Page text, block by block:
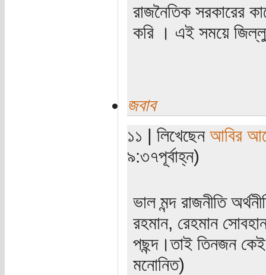
রাজনৈতিক সরকারের
করি । এই সময়ে
জবাব
১১ | লিখেছেন আবির
৯:৩৭পূর্বাহ্ন)
ভাল মন্দ রাজনীতি
রহমান, রেহমান
পছন্দ।তাই তিনজন
মনোনিত)